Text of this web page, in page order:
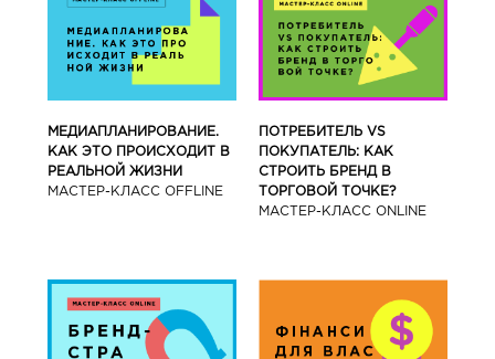
МЕДИАПЛАНИРОВАНИЕ.
КАК ЭТО ПРОИСХОДИТ В
РЕАЛЬНОЙ ЖИЗНИ
МАСТЕР-КЛАСС OFFLINE
ПОТРЕБИТЕЛЬ VS
ПОКУПАТЕЛЬ: КАК
СТРОИТЬ БРЕНД В
ТОРГОВОЙ ТОЧКЕ?
МАСТЕР-КЛАСС ONLINE